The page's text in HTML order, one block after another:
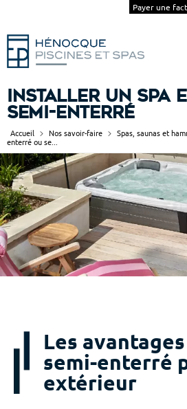
Payer une
Installer un spa
semi-enterré
Accueil Nos savoir-faire Spas, saunas et
enterré ou se...
Les avantages
semi-enterré
extérieur